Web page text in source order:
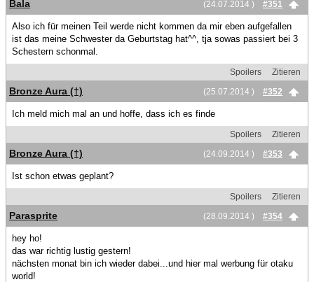
(24.07.2014 )
#351
Bala
Also ich für meinen Teil werde nicht kommen da mir eben aufgefallen
ist das meine Schwester da Geburtstag hat^^, tja sowas passiert bei 3
Schestern schonmal.
Spoilers
Zitieren
(25.07.2014 )
#352
Bronze Aura (†)
Ich meld mich mal an und hoffe, dass ich es finde
Spoilers
Zitieren
(24.09.2014 )
#353
Bronze Aura (†)
Ist schon etwas geplant?
Spoilers
Zitieren
(28.09.2014 )
#354
Parasprite
hey ho!
das war richtig lustig gestern!
nächsten monat bin ich wieder dabei...und hier mal werbung für otaku
world!